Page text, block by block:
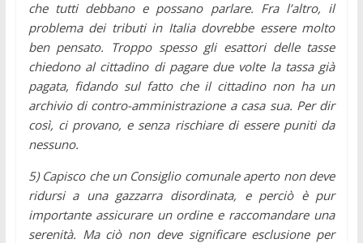
che tutti debbano e possano parlare. Fra l’altro, il
problema dei tributi in Italia dovrebbe essere molto
ben pensato. Troppo spesso gli esattori delle tasse
chiedono al cittadino di pagare due volte la tassa già
pagata, fidando sul fatto che il cittadino non ha un
archivio di contro-amministrazione a casa sua. Per dir
così, ci provano, e senza rischiare di essere puniti da
nessuno.
5) Capisco che un Consiglio comunale aperto non deve
ridursi a una gazzarra disordinata, e perciò è pur
importante assicurare un ordine e raccomandare una
serenità. Ma ciò non deve significare esclusione per